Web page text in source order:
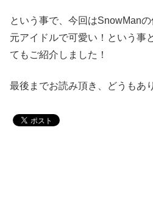
という事で、今回はSnowMan
元アイドルで可愛い！という事
てもご紹介しました！
最後までお読み頂き、どうもあ